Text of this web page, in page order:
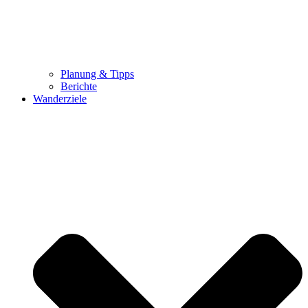
Planung & Tipps
Berichte
Wanderziele